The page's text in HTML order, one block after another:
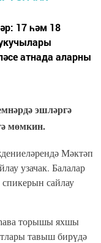
17 һәм 18
атнада аларны
эшләргә
мөмкин.
Мәктәп
узачак. Балалар
сайлау
торышы яхшы
тавыш бирүдә